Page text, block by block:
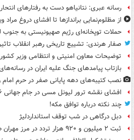
رسانه عبری: نتانیاهو دست به رفتارهای
از مظلوم‌نمایی براندازها تا افشای دروغ مراد
حملات توپخانه‌ای رژیم صهیونیستی به جنوب
صفار هرندی: تشییع تاریخی رهبر انقلاب
توضیحات معاون امنیتی و انتظامی وزیر
بازتاب پیامدهای جنگ علیه ایران در
نصب کتیبه‌های دهه پایانی صفر در حرم امام
افشای نقشه ترور لیونل مسی در جام جهانی ۲۰۲۶
چند نکته درباره توافق مکه!
دبل درگاهی در شب توقف استانداردلیژ
ثبت ۲ میلیون و ۹۲۰ هزار تردد در مرز مهران طی ایام اربعین